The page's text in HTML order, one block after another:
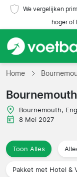
We vergelijken
hoger of
Home
Teams
Competities
Reisorganisaties
Home
Bournemouth,
8 Mei 2027
Toon Alles
Pakket met Hotel &